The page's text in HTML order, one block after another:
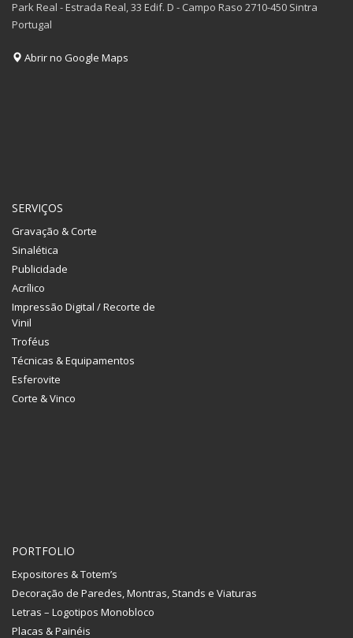
Park Real - Estrada Real, 33 Edif. D - Campo Raso 2710-450 Sintra
Portugal
Abrir no Google Maps
SERVIÇOS
Gravação & Corte
Sinalética
Publicidade
Acrílico
Impressão Digital / Recorte de
Vinil
Troféus
Técnicas & Equipamentos
Esferovite
Corte & Vinco
PORTFOLIO
Expositores & Totem’s
Decoração de Paredes, Montras, Stands e Viaturas
Letras – Logotipos Monobloco
Placas & Painéis